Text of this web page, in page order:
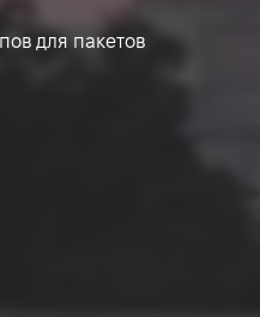
для пакетов